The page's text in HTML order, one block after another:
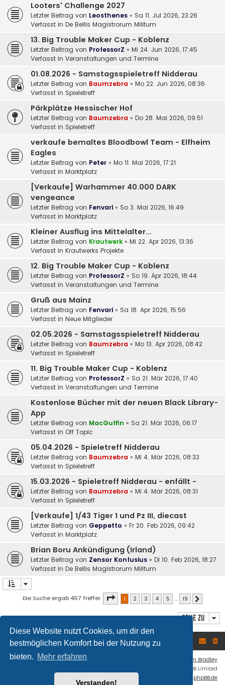
Diese Website nutzt Cookies, um dir den
bestmöglichen Komfort bei der Nutzung zu
bieten. Mehr erfahren
Verstanden!
Looters' Challenge 2027
Letzter Beitrag von Leosthenes « Sa 11. Jul 2026, 23:26
Verfasst in De Bellis Magistrorum Militum
13. Big Trouble Maker Cup - Koblenz
Letzter Beitrag von ProfessorZ « Mi 24. Jun 2026, 17:45
Verfasst in Veranstaltungen und Termine
01.08.2026 - Samstagsspieletreff Nidderau
Letzter Beitrag von Baumzebra « Mo 22. Jun 2026, 08:36
Verfasst in Spieletreff
Pärkplätze Hessischer Hof
Letzter Beitrag von Baumzebra « Do 28. Mai 2026, 09:51
Verfasst in Spieletreff
verkaufe bemaltes Bloodbowl Team - Elfheim
Eagles
Letzter Beitrag von Peter « Mo 11. Mai 2026, 17:21
Verfasst in Marktplatz
[Verkaufe] Warhammer 40.000 DARK
vengeance
Letzter Beitrag von Fenvari « So 3. Mai 2026, 16:49
Verfasst in Marktplatz
Kleiner Ausflug ins Mittelalter...
Letzter Beitrag von Krautwerk « Mi 22. Apr 2026, 13:36
Verfasst in Krautwerks Projekte
12. Big Trouble Maker Cup - Koblenz
Letzter Beitrag von ProfessorZ « So 19. Apr 2026, 18:44
Verfasst in Veranstaltungen und Termine
Gruß aus Mainz
Letzter Beitrag von Fenvari « Sa 18. Apr 2026, 15:56
Verfasst in Neue Mitglieder
02.05.2026 - Samstagsspieletreff Nidderau
Letzter Beitrag von Baumzebra « Mo 13. Apr 2026, 08:42
Verfasst in Spieletreff
11. Big Trouble Maker Cup - Koblenz
Letzter Beitrag von ProfessorZ « Sa 21. Mär 2026, 17:40
Verfasst in Veranstaltungen und Termine
Kostenlose Bücher mit der neuen Black Library-
App
Letzter Beitrag von MacGuffin « Sa 21. Mär 2026, 06:17
Verfasst in Off Topic
05.04.2026 - Spieletreff Nidderau
Letzter Beitrag von Baumzebra « Mi 4. Mär 2026, 08:33
Verfasst in Spieletreff
15.03.2026 - Spieletreff Nidderau - enfällt -
Letzter Beitrag von Baumzebra « Mi 4. Mär 2026, 08:31
Verfasst in Spieletreff
[Verkaufe] 1/43 Tiger 1 und Pz III, diecast
Letzter Beitrag von Geppetto « Fr 20. Feb 2026, 09:42
Verfasst in Marktplatz
Brian Boru Ankündigung (Irland)
Letzter Beitrag von Zensor Konfusius « Di 10. Feb 2026, 18:27
Verfasst in De Bellis Magistrorum Militum
Die Suche ergab 467 Treffer Seite von19
1 2 3 4 5 … 19
Gehe zu
Foren-Übersicht
Ian Bradley
® Forum Software © phpBB Limited
phpBB.de